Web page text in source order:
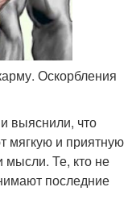
Оскорбления
выяснили, что
мягкую и приятную
мысли. Те, кто не
последние